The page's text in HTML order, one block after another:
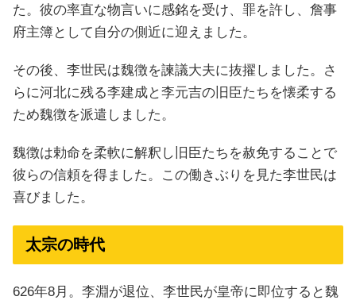
た。彼の率直な物言いに感銘を受け、罪を許し、詹事
府主簿として自分の側近に迎えました。
その後、李世民は魏徴を諫議大夫に抜擢しました。さ
らに河北に残る李建成と李元吉の旧臣たちを懐柔する
ため魏徴を派遣しました。
魏徴は勅命を柔軟に解釈し旧臣たちを赦免することで
彼らの信頼を得ました。この働きぶりを見た李世民は
喜びました。
太宗の時代
626年8月。李淵が退位、李世民が皇帝に即位すると魏